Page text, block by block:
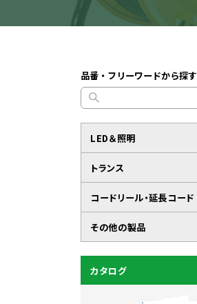
品番・フリーワードから探す
LED＆照明
トランス
コードリール・延長コード
その他の製品
カタログ